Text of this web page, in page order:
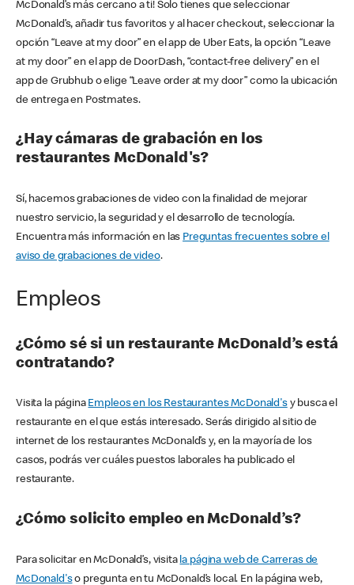
McDonald’s más cercano a ti! Solo tienes que seleccionar
McDonald’s, añadir tus favoritos y al hacer checkout, seleccionar la
opción “Leave at my door” en el app de Uber Eats, la opción “Leave
at my door” en el app de DoorDash, “contact-free delivery” en el
app de Grubhub o elige “Leave order at my door” como la ubicación
de entrega en Postmates.
¿Hay cámaras de grabación en los
restaurantes McDonald's?
Sí, hacemos grabaciones de video con la finalidad de mejorar
nuestro servicio, la seguridad y el desarrollo de tecnología.
Encuentra más información en las Preguntas frecuentes sobre el
aviso de grabaciones de video.
Empleos
¿Cómo sé si un restaurante McDonald’s está
contratando?
Visita la página Empleos en los Restaurantes McDonald'sy busca el
restaurante en el que estás interesado. Serás dirigido al sitio de
internet de los restaurantes McDonald’s y, en la mayoría de los
casos, podrás ver cuáles puestos laborales ha publicado el
restaurante.
¿Cómo solicito empleo en McDonald’s?
Para solicitar en McDonald’s, visita la página web de Carreras de
McDonald'so pregunta en tu McDonald’s local. En la página web,